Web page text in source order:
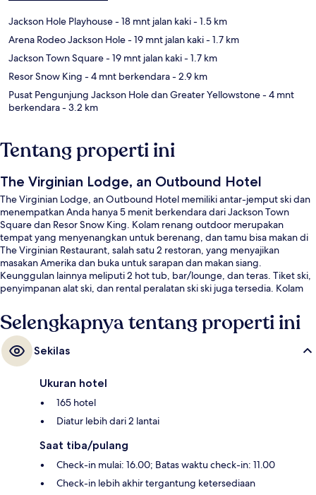
Jackson Hole Playhouse- 18 mnt jalan kaki- 1.5 km
Arena Rodeo Jackson Hole- 19 mnt jalan kaki- 1.7 km
Jackson Town Square- 19 mnt jalan kaki- 1.7 km
Resor Snow King - 4 mnt berkendara- 2.9 km
Pusat Pengunjung Jackson Hole dan Greater Yellowstone- 4 mnt
berkendara- 3.2 km
Tentang properti ini
The Virginian Lodge, an Outbound Hotel
The Virginian Lodge, an Outbound Hotel memiliki antar-jemput ski dan
menempatkan Anda hanya 5 menit berkendara dari Jackson Town
Square dan Resor Snow King. Kolam renang outdoor merupakan
tempat yang menyenangkan untuk berenang, dan tamu bisa makan di
The Virginian Restaurant, salah satu 2 restoran, yang menyajikan
masakan Amerika dan buka untuk sarapan dan makan siang.
Keunggulan lainnya meliputi 2 hot tub, bar/lounge, dan teras. Tiket ski,
penyimpanan alat ski, dan rental peralatan ski ski juga tersedia. Kolam
Selengkapnya tentang properti ini
Sekilas
Ukuran hotel
165 hotel
Diatur lebih dari 2 lantai
Saat tiba/pulang
Check-in mulai: 16.00; Batas waktu check-in: 11.00
Check-in lebih akhir tergantung ketersediaan